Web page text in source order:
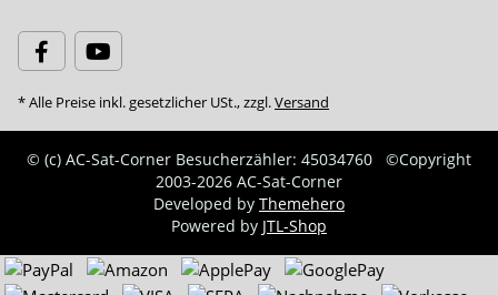
* Alle Preise inkl. gesetzlicher USt., zzgl.Versand
© (c) AC-Sat-Corner Besucherzähler: 45034760
©Copyright
2003-2026 AC-Sat-Corner
Developed by Themehero
Powered by JTL-Shop